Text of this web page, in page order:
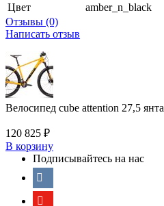
Цвет
amber_n_black
Отзывы (0)
Написать отзыв
Велосипед cube attention 27,5
120 825 ₽
В корзину
Подписывайтесь на нас